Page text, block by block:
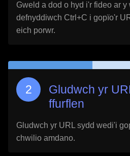
Gweld a dod o hyd i'r fideo ar y
defnyddiwch Ctrl+C i gopïo'r
eich porwr.
Gludwch yr
ffurflen
Gludwch yr URL sydd wedi'i
chwilio amdano.